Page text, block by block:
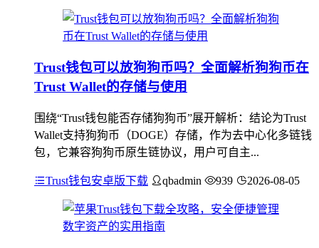
Trust钱包可以放狗狗币吗？全面解析狗狗币在
Trust Wallet的存储与使用
围绕“Trust钱包能否存储狗狗币”展开解析：结论为Trust
Wallet支持狗狗币（DOGE）存储，作为去中心化多链钱
包，它兼容狗狗币原生链协议，用户可自主...
Trust钱包安卓版下载 qbadmin 939 2026-08-05